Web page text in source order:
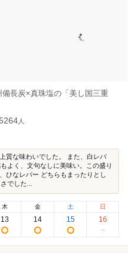
備長炭×真珠塩の「美し国三重
人
質な味わいでした。 また、白レバ
よく、文句なしに美味い。この盛り
ひなレバー どちらもまったりとし
でした...
木
13
金
14
土
15
日
16